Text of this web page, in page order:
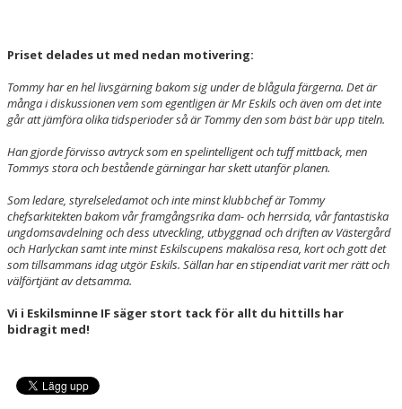
BILJETTER
MEDLEMSFÖRMÅNER
Priset delades ut med nedan motivering:
Tommy har en hel livsgärning bakom sig under de blågula färgerna. Det är
många i diskussionen vem som egentligen är Mr Eskils och även om det inte
går att jämföra olika tidsperioder så är Tommy den som bäst bär upp titeln.
Han gjorde förvisso avtryck som en spelintelligent och tuff mittback, men
Tommys stora och bestående gärningar har skett utanför planen.
Som ledare, styrelseledamot och inte minst klubbchef är Tommy
chefsarkitekten bakom vår framgångsrika dam- och herrsida, vår fantastiska
ungdomsavdelning och dess utveckling, utbyggnad och driften av Västergård
och Harlyckan samt inte minst Eskilscupens makalösa resa, kort och gott det
som tillsammans idag utgör Eskils. Sällan har en stipendiat varit mer rätt och
välförtjänt av detsamma.
Vi i Eskilsminne IF säger stort tack för allt du hittills har
bidragit med!